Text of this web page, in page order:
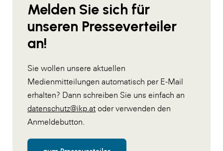
Melden Sie sich für
unseren Presseverteiler
an!
Sie wollen unsere aktuellen
Medienmitteilungen automatisch per E-Mail
erhalten? Dann schreiben Sie uns einfach an
datenschutz@ikp.at oder verwenden den
Anmeldebutton.